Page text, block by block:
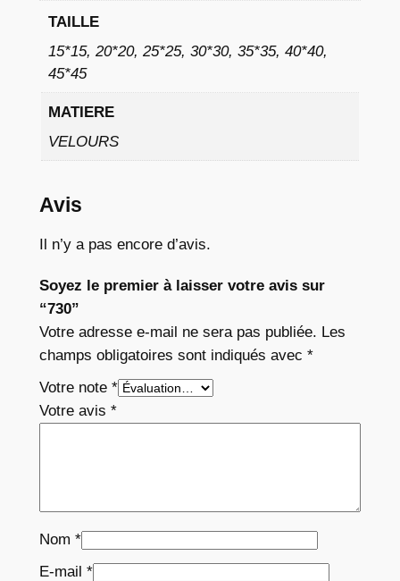
TAILLE
15*15, 20*20, 25*25, 30*30, 35*35, 40*40,
45*45
MATIERE
VELOURS
Avis
Il n’y a pas encore d’avis.
Soyez le premier à laisser votre avis sur
“730”
Votre adresse e-mail ne sera pas publiée. Les
champs obligatoires sont indiqués avec *
Votre note *
Votre avis *
Nom *
E-mail *